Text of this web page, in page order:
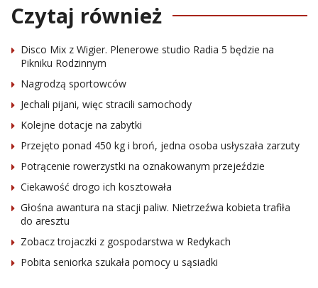
Czytaj również
Disco Mix z Wigier. Plenerowe studio Radia 5 będzie na
Pikniku Rodzinnym
Nagrodzą sportowców
Jechali pijani, więc stracili samochody
Kolejne dotacje na zabytki
Przejęto ponad 450 kg i broń, jedna osoba usłyszała zarzuty
Potrącenie rowerzystki na oznakowanym przejeździe
Ciekawość drogo ich kosztowała
Głośna awantura na stacji paliw. Nietrzeźwa kobieta trafiła
do aresztu
Zobacz trojaczki z gospodarstwa w Redykach
Pobita seniorka szukała pomocy u sąsiadki